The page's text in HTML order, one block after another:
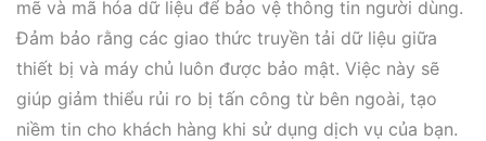
mẽ và mã hóa dữ liệu để bảo vệ thông tin người dùng.
Đảm bảo rằng các giao thức truyền tải dữ liệu giữa
thiết bị và máy chủ luôn được bảo mật. Việc này sẽ
giúp giảm thiểu rủi ro bị tấn công từ bên ngoài, tạo
niềm tin cho khách hàng khi sử dụng dịch vụ của bạn.